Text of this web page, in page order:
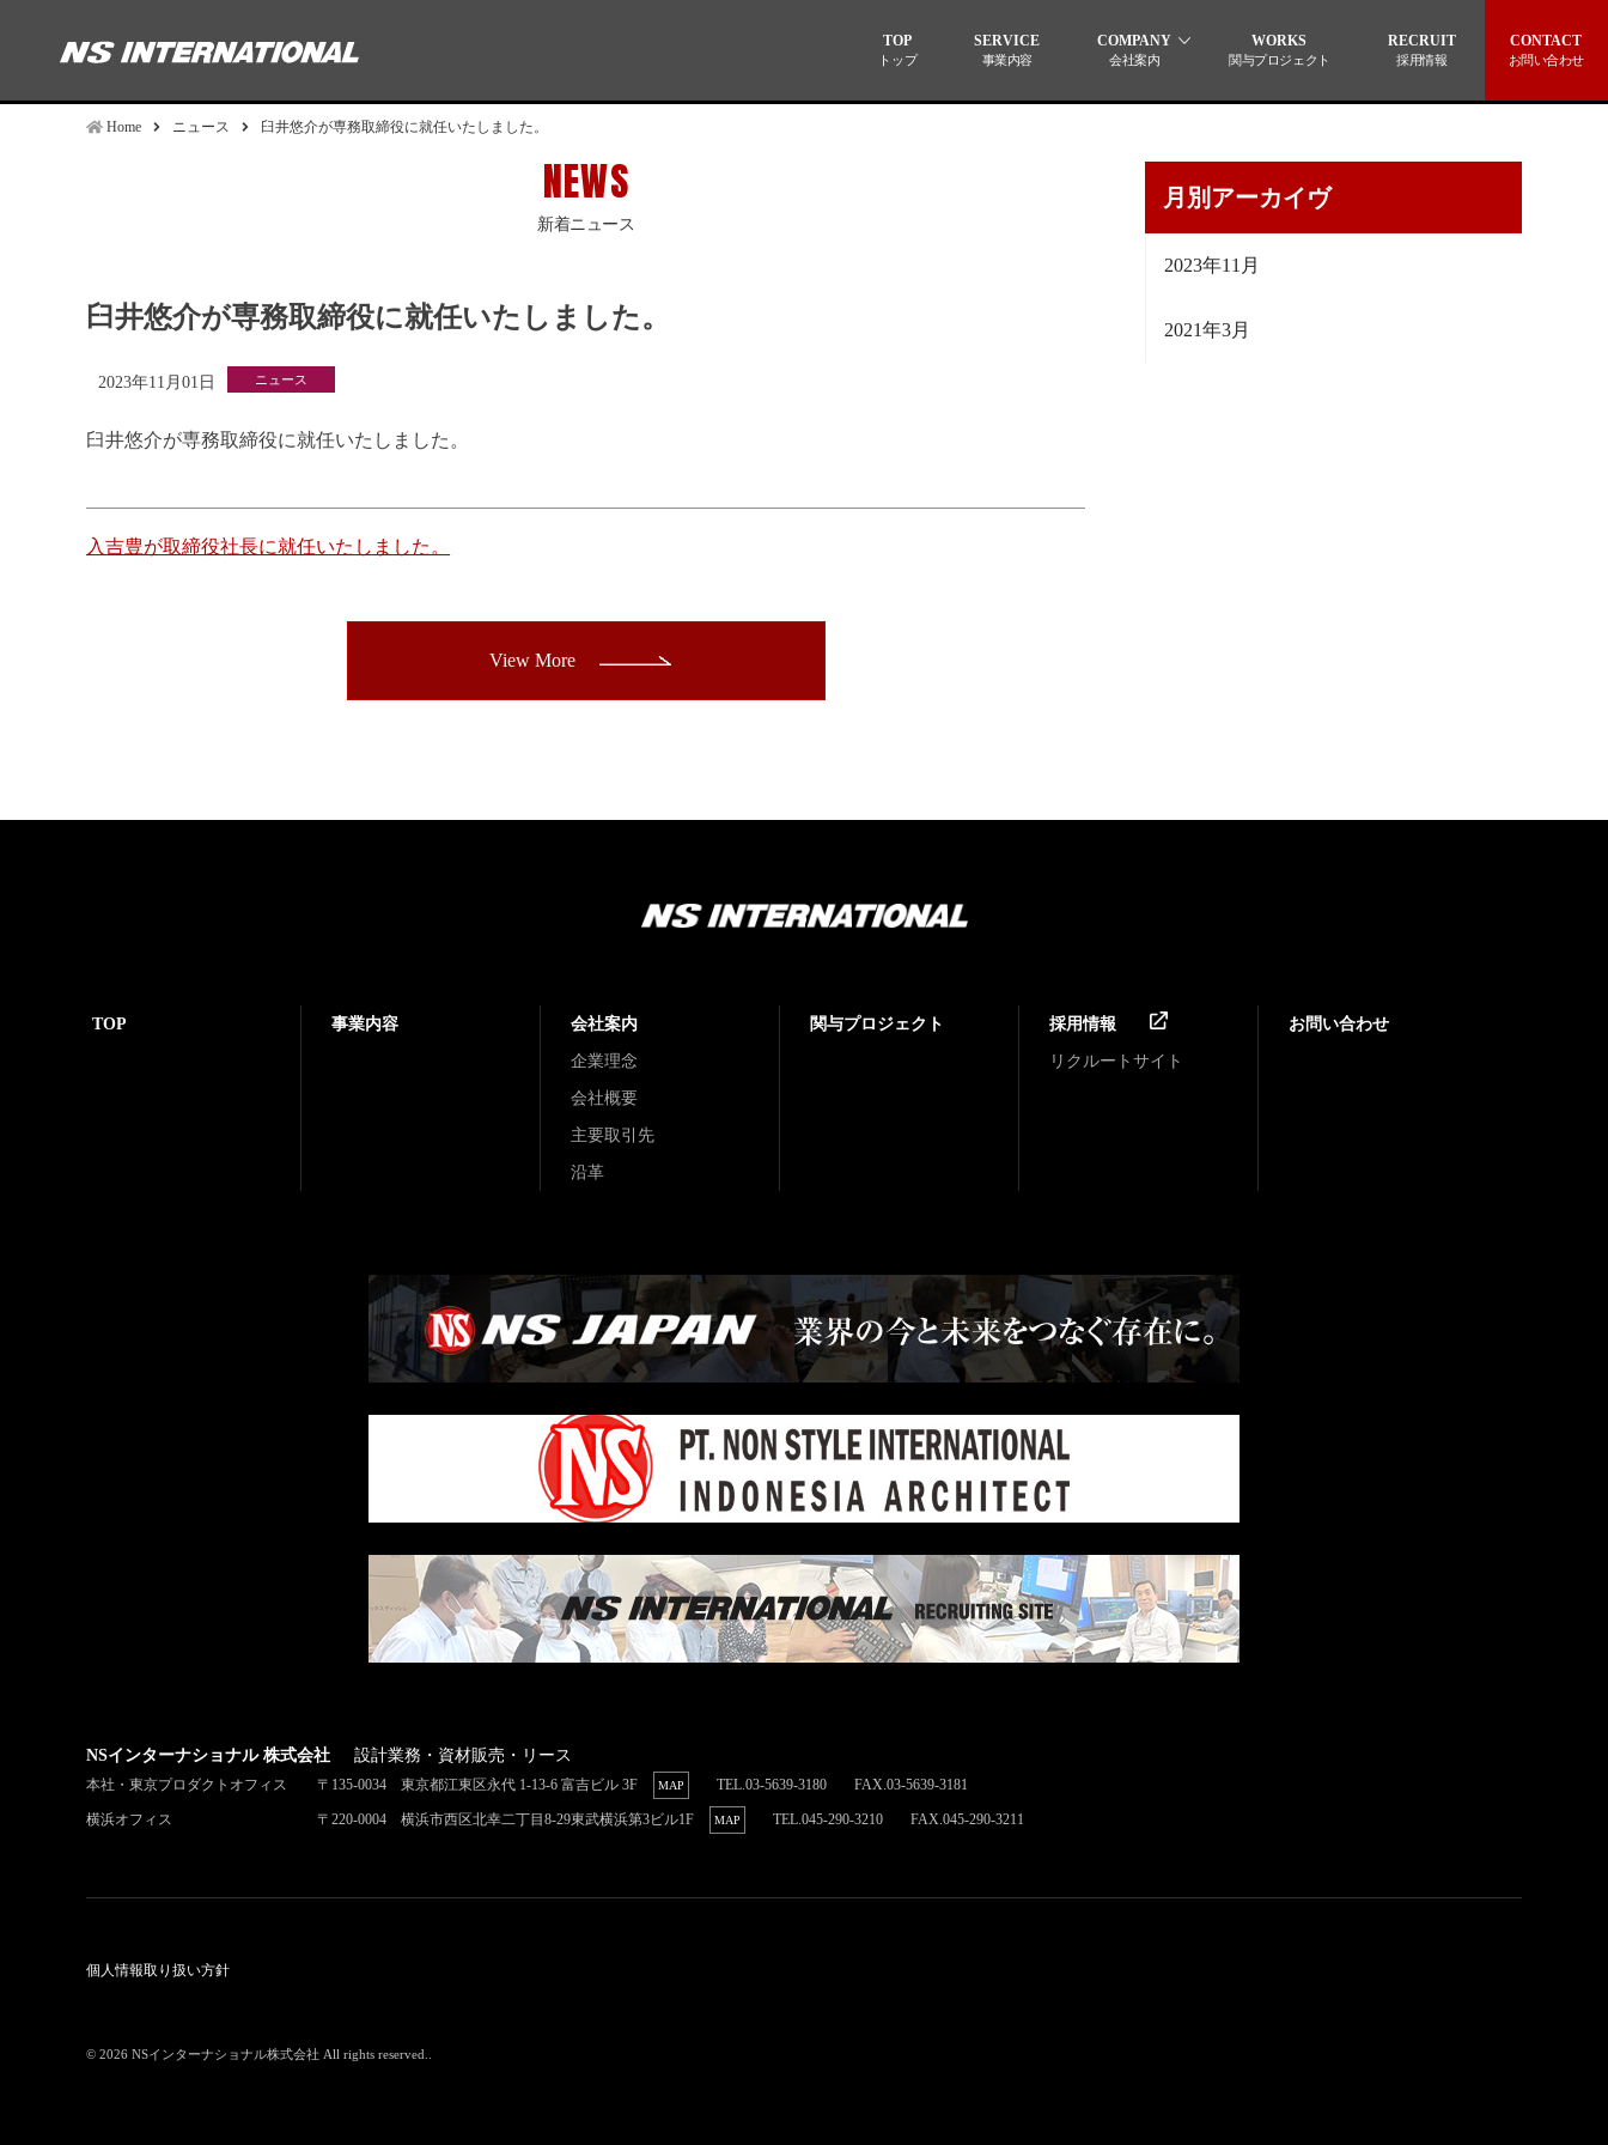
TOP
トップ
SERVICE
事業内容
COMPANY
会社案内
WORKS
関与プロジェクト
RECRUIT
採用情報
CONTACT
お問い合わせ
Home ニュース 臼井悠介が専務取締役に就任いたしました。
NEWS
新着ニュース
臼井悠介が専務取締役に就任いたしました。
2023年11月01日 ニュース
臼井悠介が専務取締役に就任いたしました。
投
入吉豊が取締役社長に就任いたしました。
View More
月別アーカイヴ
2023年11月
2021年3月
TOP 事業内容 会社案内
企業理念
会社概要
主要取引先
沿革
関与プロジェクト 採用情報
リクルートサイト
お問い合わせ
NSインターナショナル 株式会社 設計業務・資材販売・リース
本社・東京プロダクトオフィス 〒135-0034 東京都江東区永代 1-13-6 富吉ビル 3F MAP TEL.03-5639-3180 FAX.03-5639-3181
横浜オフィス 〒220-0004 横浜市西区北幸二丁目8-29東武横浜第3ビル1F MAP TEL.045-290-3210 FAX.045-290-3211
個人情報取り扱い方針
© 2026 NSインターナショナル株式会社 All rights reserved..